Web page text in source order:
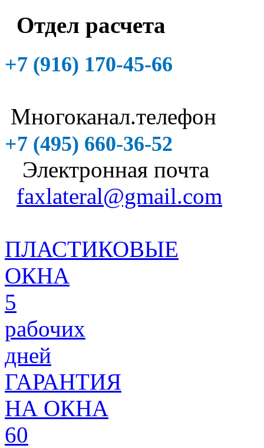
Отдел расчета
+7 (916) 170-45-66
Многоканал.телефон
+7 (495) 660-36-52
Электронная почта
faxlateral@gmail.com
ПЛАСТИКОВЫЕ
ОКНА
5
рабочих
дней
ГАРАНТИЯ
НА ОКНА
60